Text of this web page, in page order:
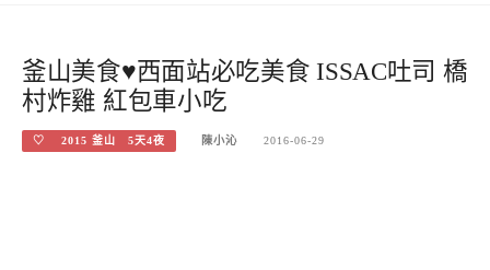
釜山美食♥西面站必吃美食 ISSAC吐司 橋
村炸雞 紅包車小吃
♡ 2015 釜山 5天4夜 陳小沁 2016-06-29